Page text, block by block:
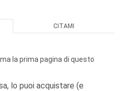
CITAMI
la prima pagina di questo
lo puoi acquistare (e